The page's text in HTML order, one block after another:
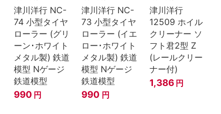
津川洋行 NC-
74 小型タイヤ
ローラー (グリ
ーン･ホワイト
メタル製) 鉄道
模型 Nゲージ
鉄道模型
990 円
津川洋行 NC-
73 小型タイヤ
ローラー (イエ
ロー･ホワイト
メタル製) 鉄道
模型 Nゲージ
鉄道模型
990 円
津川洋行
12509 ホイル
クリーナー ソ
フト君2型 Z
(レールクリー
ナー付)
1,386 円